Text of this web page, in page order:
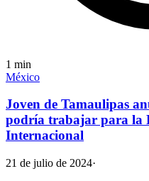
1 min
México
Joven de Tamaulipas
podría trabajar para la
Internacional
21 de julio de 2024·